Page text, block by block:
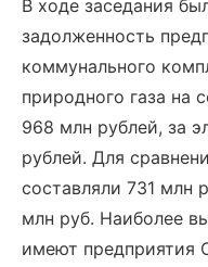
В ходе заседания
задолженность
коммунального
природного газа на
968 млн рублей, за
рублей. Для
составляли 731 млн
млн руб. Наиболее
имеют предприятия